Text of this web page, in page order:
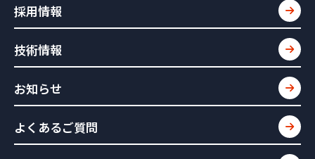
採用情報
技術情報
お知らせ
よくあるご質問